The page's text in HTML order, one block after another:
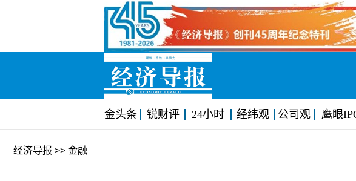
金头条 锐财评 24小时 经纬观 公司观 鹰眼
经济导报 >> 金融